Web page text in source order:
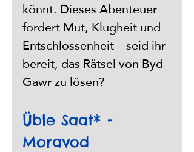
könnt. Dieses Abenteuer
fordert Mut, Klugheit und
Entschlossenheit – seid ihr
bereit, das Rätsel von Byd
Gawr zu lösen?
Üble Saat* -
Moravod